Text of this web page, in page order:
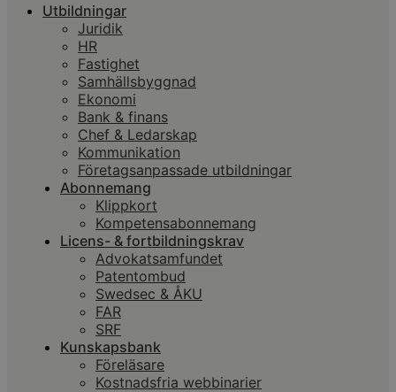
Utbildningar
Juridik
HR
Fastighet
Samhällsbyggnad
Ekonomi
Bank & finans
Chef & Ledarskap
Kommunikation
Företagsanpassade utbildningar
Abonnemang
Klippkort
Kompetensabonnemang
Licens- & fortbildningskrav
Advokatsamfundet
Patentombud
Swedsec & ÅKU
FAR
SRF
Kunskapsbank
Föreläsare
Kostnadsfria webbinarier